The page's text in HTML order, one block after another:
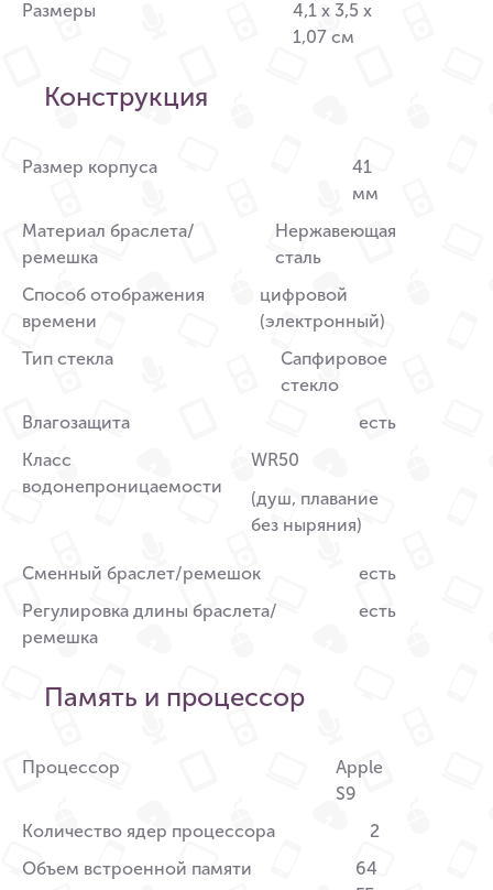
Размеры
4,1 x 3,5 x
1,07 см
Конструкция
Размер корпуса
41
мм
Материал браслета/
ремешка
Нержавеющая
сталь
Способ отображения
времени
цифровой
(электронный)
Тип стекла
Сапфировое
стекло
Влагозащита
есть
Класс
водонепроницаемости
WR50
(душ, плавание
без ныряния)
Сменный браслет/ремешок
есть
Регулировка длины браслета/
ремешка
есть
Память и процессор
Процессор
Apple
S9
Количество ядер процессора
2
Объем встроенной памяти
64